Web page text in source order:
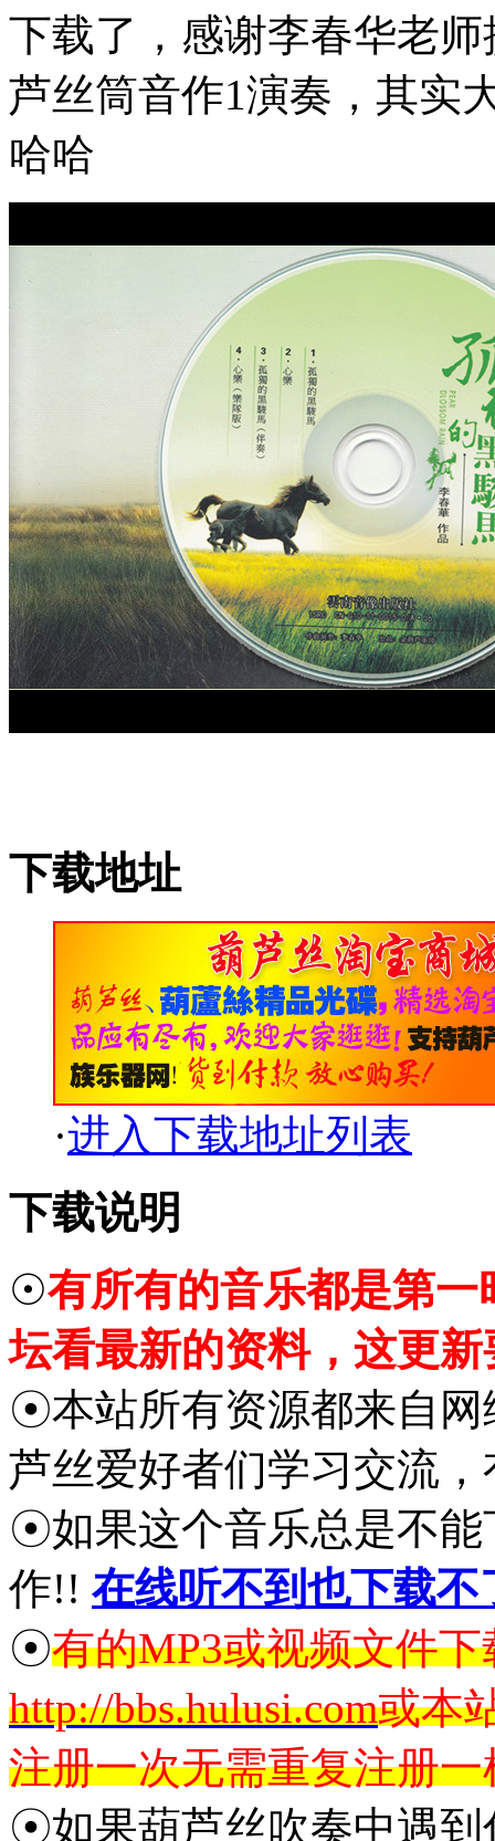
下载了，感谢李春华老
芦丝筒音作1演奏，其实
哈哈
下载地址
·进入下载地址列表
下载说明
☉有所有的音乐都是第
坛看最新的资料，这更
☉本站所有资源都来自网
芦丝爱好者们学习交流
☉如果这个音乐总是不能
作!! 在线听不到也下载不
☉有的MP3或视频文件
http://bbs.hulusi.com或本
注册一次无需重复注册
☉如果葫芦丝吹奏中遇到